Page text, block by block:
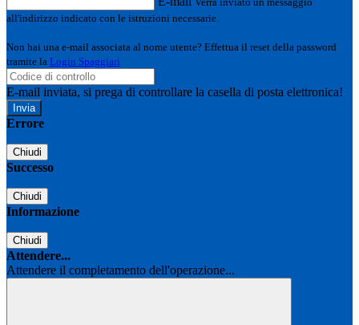
all'indirizzo indicato con le istruzioni necessarie.
Non hai una e-mail associata al nome utente? Effettua il reset della password
tramite la Login Spaggiari
E-mail inviata, si prega di controllare la casella di posta elettronica!
Errore
Chiudi
Successo
Chiudi
Informazione
Chiudi
Attendere...
Attendere il completamento dell'operazione...